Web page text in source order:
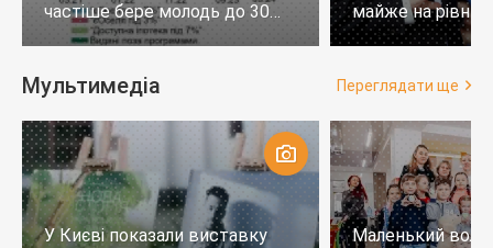
частіше бере молодь до 30
років
майже на
тих, хто не
Мультимедіа Переглядати ще
У Києві показали виставку
Маленький